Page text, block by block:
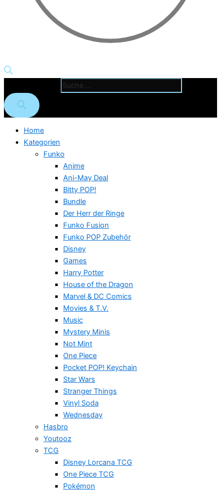
Home
Kategorien
Funko
Anime
Ani-May Deal
Bitty POP!
Bundle
Der Herr der Ringe
Funko Fusion
Funko POP Zubehör
Disney
Games
Harry Potter
House of the Dragon
Marvel & DC Comics
Movies & T.V.
Music
Mystery Minis
Not Mint
One Piece
Pocket POP! Keychain
Star Wars
Stranger Things
Vinyl Soda
Wednesday
Hasbro
Youtooz
TCG
Disney Lorcana TCG
One Piece TCG
Pokémon